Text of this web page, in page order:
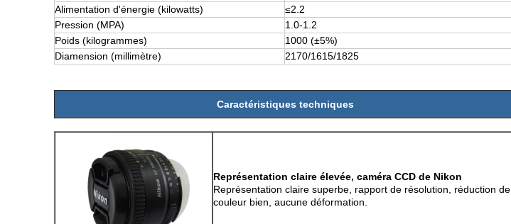
Alimentation d'énergie (kilowatts)
≤2.2
Pression (MPA)
1.0-1.2
Poids (kilogrammes)
1000 (±5%)
Diamension (millimètre)
2170/1615/1825
Caractéristiques techniques
Représentation claire élevée, caméra CCD de Nikon
Représentation claire superbe, rapport de résolution, réduction de
couleur bien, aucune déformation.